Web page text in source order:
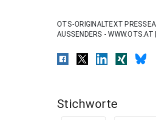
OTS-ORIGINALTEXT
AUSSENDERS - WWW.OTS.AT
Stichworte